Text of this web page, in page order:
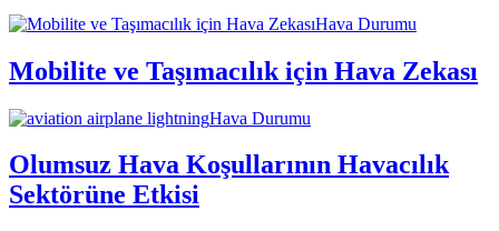
Hava Durumu
Mobilite ve Taşımacılık için Hava Zekası
Hava Durumu
Olumsuz Hava Koşullarının Havacılık
Sektörüne Etkisi